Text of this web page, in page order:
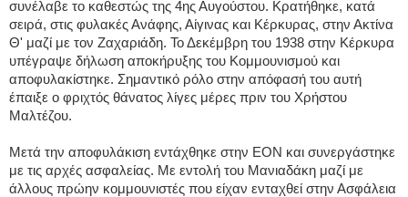
συνέλαβε το καθεστώς της 4ης Αυγούστου. Κρατήθηκε, κατά
σειρά, στις φυλακές Ανάφης, Αίγινας και Κέρκυρας, στην Ακτίνα
Θ' μαζί με τον Ζαχαριάδη. Το Δεκέμβρη του 1938 στην Κέρκυρα
υπέγραψε δήλωση αποκήρυξης του Κομμουνισμού και
αποφυλακίστηκε. Σημαντικό ρόλο στην απόφασή του αυτή
έπαιξε ο φριχτός θάνατος λίγες μέρες πριν του Χρήστου
Μαλτέζου.
Μετά την αποφυλάκιση εντάχθηκε στην ΕΟΝ και συνεργάστηκε
με τις αρχές ασφαλείας. Με εντολή του Μανιαδάκη μαζί με
άλλους πρώην κομμουνιστές που είχαν ενταχθεί στην Ασφάλεια